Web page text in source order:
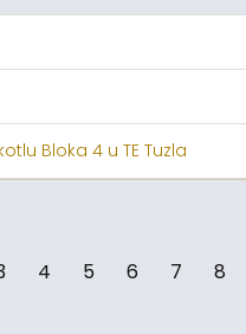
Bloka 4 u TE Tuzla
4 5 6 7 8